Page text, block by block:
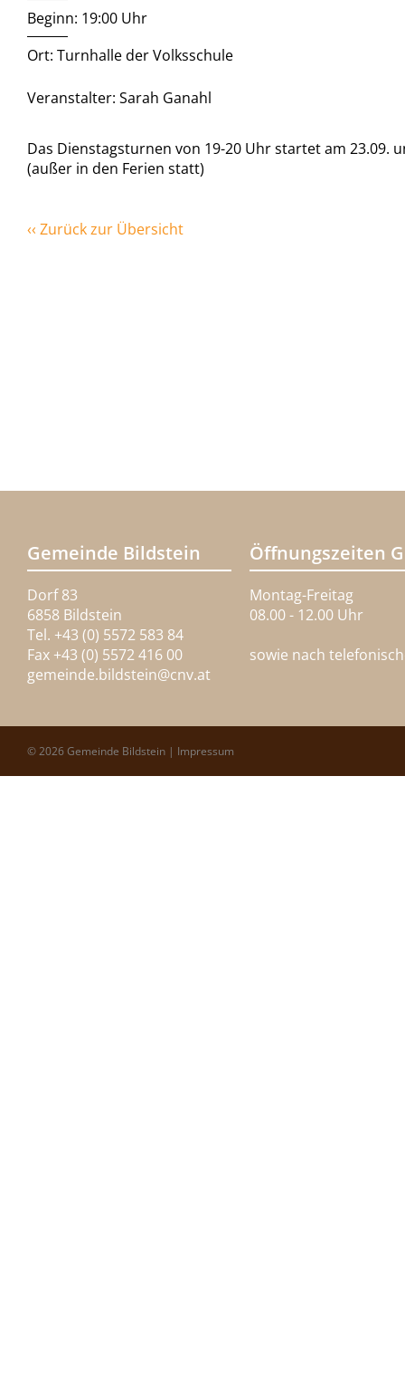
Beginn: 19:00 Uhr
Ort: Turnhalle der Volksschule
Veranstalter: Sarah Ganahl
Das Dienstagsturnen von 19-20 Uhr startet am 23.09.
(außer in den Ferien statt)
‹‹ Zurück zur Übersicht
Gemeinde Bildstein
Dorf 83
6858 Bildstein
Tel. +43 (0) 5572 583 84
Fax +43 (0) 5572 416 00
gemeinde.bildstein@cnv.at
Öffnungszeiten
Montag-Freitag
08.00 - 12.00 Uhr
sowie nach
© 2026 Gemeinde Bildstein | Impressum